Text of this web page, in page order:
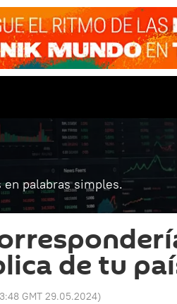
palabras simples.
de tu
GMT 29.05.2024)